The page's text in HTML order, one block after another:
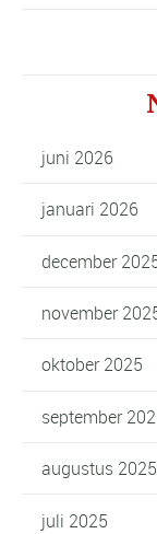
juni 2026
januari 2026
december
november
oktober 2025
september
augustus 2025
juli 2025